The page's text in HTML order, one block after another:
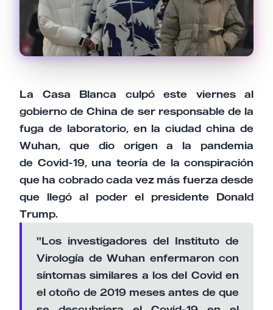
La Casa Blanca culpó este viernes al
gobierno de China de ser responsable de la
fuga de laboratorio, en la ciudad china de
Wuhan, que dio origen a la pandemia
de Covid-19, una teoría de la conspiración
que ha cobrado cada vez más fuerza desde
que llegó al poder el presidente Donald
Trump.
"Los investigadores del Instituto de
Virología de Wuhan enfermaron con
síntomas similares a los del Covid en
el otoño de 2019 meses antes de que
Tu comentario
Cancelar Enviar comentario